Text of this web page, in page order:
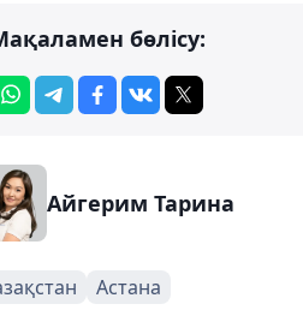
бөлісу:
Айгерим Тарина
Астана